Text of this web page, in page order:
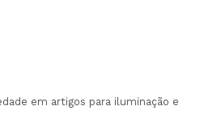
em artigos para iluminação e